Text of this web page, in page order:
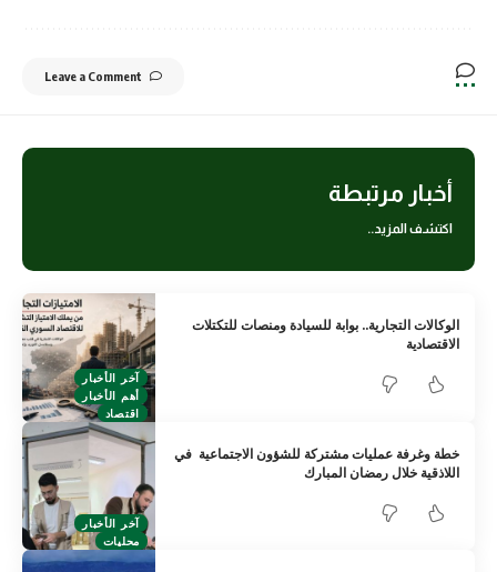
Leave a Comment
أخبار مرتبطة
اكتشف المزيد..
آخر الأخبار
أهم الأخبار
اقتصاد
الوكالات التجارية.. بوابة للسيادة ومنصات للتكتلات
الاقتصادية
آخر الأخبار
محليات
خطة وغرفة عمليات مشتركة للشؤون الاجتماعية في
اللاذقية خلال رمضان المبارك